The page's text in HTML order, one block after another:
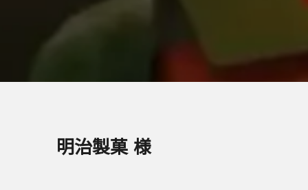
明治製菓 様